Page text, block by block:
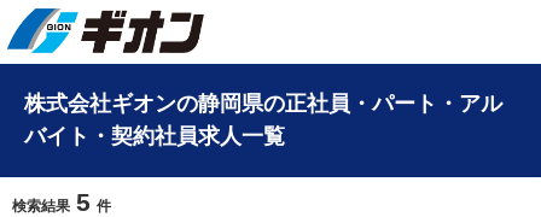
株式会社ギオンの静岡県の正社員・パート・アル
バイト・契約社員求人一覧
検索結果 5 件